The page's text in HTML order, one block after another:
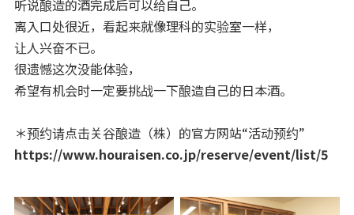
听说酿造的酒完成后可以给自己。
离入口处很近，看起来就像理科的实验室一样，
让人兴奋不已。
很遗憾这次没能体验，
希望有机会时一定要挑战一下酿造自己的日本酒。
＊预约请点击关谷酿造（株）的官方网站“活动预约”
https://www.houraisen.co.jp/reserve/event/list/5